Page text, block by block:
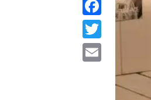
Facebook
Twitter